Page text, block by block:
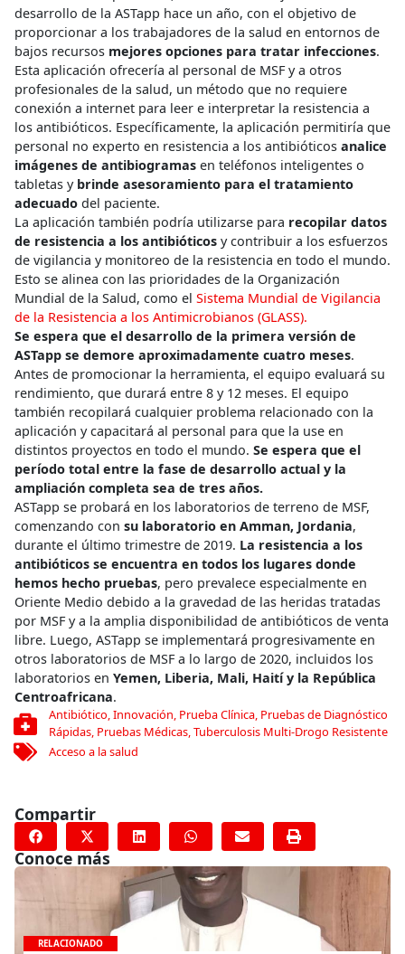
desarrollo de la ASTapp hace un año, con el objetivo de
proporcionar a los trabajadores de la salud en entornos de
bajos recursos mejores opciones para tratar infecciones.
Esta aplicación ofrecería al personal de MSF y a otros
profesionales de la salud, un método que no requiere
conexión a internet para leer e interpretar la resistencia a
los antibióticos. Específicamente, la aplicación permitiría que
personal no experto en resistencia a los antibióticos analice
imágenes de antibiogramas en teléfonos inteligentes o
tabletas ybrinde asesoramiento para el tratamiento
adecuado del paciente.
La aplicación también podría utilizarse para recopilar datos
de resistencia a los antibióticos y contribuir a los esfuerzos
de vigilancia y monitoreo de la resistencia en todo el mundo.
Esto se alinea con las prioridades de la Organización
Mundial de la Salud, como el Sistema Mundial de Vigilancia
de la Resistencia a los Antimicrobianos (GLASS).
Se espera que el desarrollo de la primera versión de
ASTapp se demore aproximadamente cuatro meses.
Antes de promocionar la herramienta, el equipo evaluará su
rendimiento, que durará entre 8 y 12 meses. El equipo
también recopilará cualquier problema relacionado con la
aplicación y capacitará al personal para que la use en
distintos proyectos en todo el mundo. Se espera que el
período total entre la fase de desarrollo actual y la
ampliación completa sea de tres años.
ASTapp se probará en los laboratorios de terreno de MSF,
comenzando con su laboratorio en Amman, Jordania,
durante el último trimestre de 2019. La resistencia a los
antibióticos se encuentra en todos los lugares donde
hemos hecho pruebas, pero prevalece especialmente en
Oriente Medio debido a la gravedad de las heridas tratadas
por MSF y a la amplia disponibilidad de antibióticos de venta
libre. Luego, ASTapp se implementará progresivamente en
otros laboratorios de MSF a lo largo de 2020, incluidos los
laboratorios en Yemen, Liberia, Mali, Haití y la República
Centroafricana.
Antibiótico,Innovación, Prueba Clínica, Pruebas de Diagnóstico
Rápidas, Pruebas Médicas,Tuberculosis Multi-Drogo Resistente
Acceso a la salud
Compartir
Conoce más
RELACIONADO